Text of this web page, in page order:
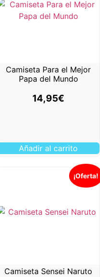
Camiseta Para el Mejor
Papa del Mundo
14,95€
Añadir al carrito
¡Oferta!
Camiseta Sensei Naruto